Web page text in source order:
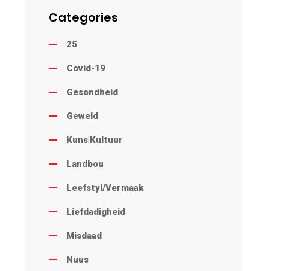
Categories
25
Covid-19
Gesondheid
Geweld
Kuns|Kultuur
Landbou
Leefstyl/Vermaak
Liefdadigheid
Misdaad
Nuus